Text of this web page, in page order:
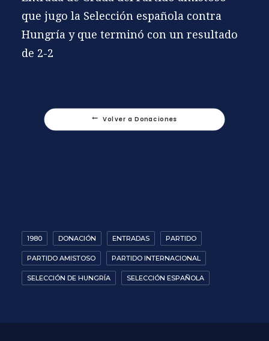
que jugo la Selección española contra
Hungría y que terminó con un resultado
de 2-2
Volver a Donaciones
1980 DONACIÓN ENTRADAS PARTIDO
PARTIDO AMISTOSO PARTIDO INTERNACIONAL
SELECCIÓN DE HUNGRÍA SELECCIÓN ESPAÑOLA